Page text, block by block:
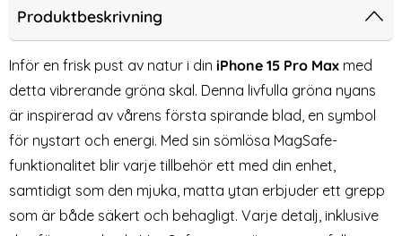
Med Silikonyta Summer Sand
iPhone 15 Pro Max Mobilskal MagSafe Läder Brun
2-Pack iPhone 15 Pro Max
2-Pack - iPhone 15 Pro Max
2-
Produktbeskrivning
Inför en frisk pust av natur i din iPhone 15 Pro Max med
detta vibrerande gröna skal. Denna livfulla gröna nyans
är inspirerad av vårens första spirande blad, en symbol
för nystart och energi. Med sin sömlösa MagSafe-
funktionalitet blir varje tillbehör ett med din enhet,
samtidigt som den mjuka, matta ytan erbjuder ett grepp
som är både säkert och behagligt. Varje detalj, inklusive